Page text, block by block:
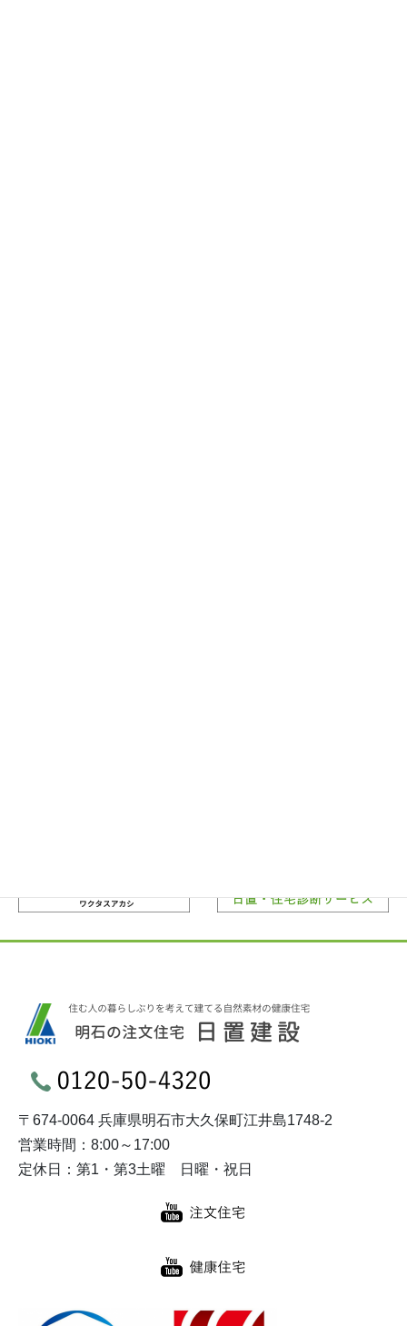
〒674-0064 兵庫県明石市大久保町江井島1748-2
営業時間：8:00～17:00
定休日：第1・第3土曜 日曜・祝日